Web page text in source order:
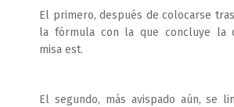
El primero, después de colocarse
la fórmula con la que concluye la
misa est.
El segundo, más avispado aún, se